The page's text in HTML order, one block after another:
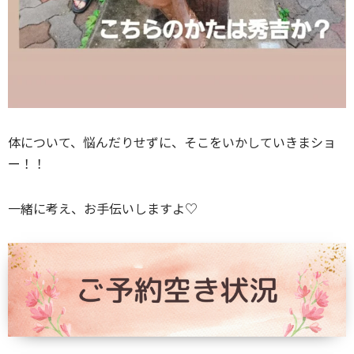
体について、悩んだりせずに、そこをいかしていきまショ
ー！！
一緒に考え、お手伝いしますよ♡